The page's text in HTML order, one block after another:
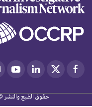
حقوق الطبع والنشر ©2026. سراج. جميع الحقوق محفوظة